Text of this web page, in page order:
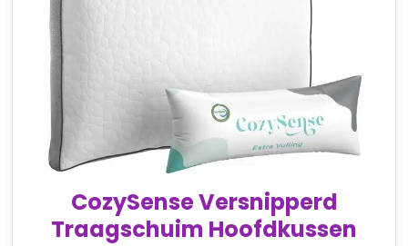
CozySense Versnipperd
Traagschuim Hoofdkussen